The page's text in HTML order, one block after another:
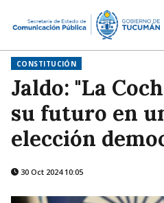
CONSTITUCIÓN
Jaldo: "La
su futuro en
elección
30 Oct 2024 10:05